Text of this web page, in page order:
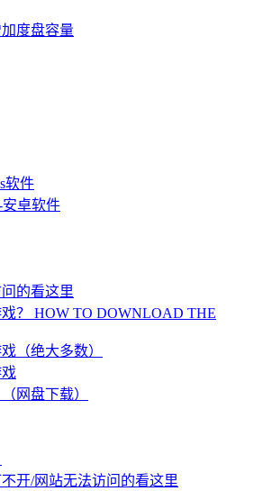
度盘容量
软件
安卓软件
的看这里
？ HOW TO DOWNLOAD THE
（绝大多数）
网盘下载）
开/网站无法访问的看这里